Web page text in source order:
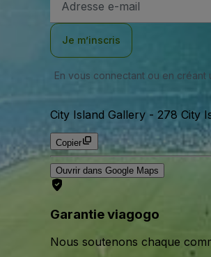
e-
Je m’inscris
En vous connectant ou en
City Island Gallery - 278 City
Copier
Ouvrir dans Google Maps
Garantie viagogo
Nous soutenons chaque